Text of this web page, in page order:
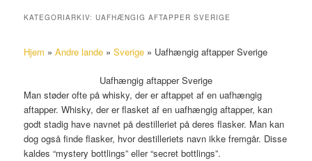
KATEGORIARKIV:UAFHÆNGIG AFTAPPER SVERIGE
Hjem »Andre lande »Sverige » Uafhængig aftapper Sverige
Uafhængig aftapper Sverige
Man støder ofte på whisky, der er aftappet af en uafhængig
aftapper. Whisky, der er flasket af en uafhængig aftapper, kan
godt stadig have navnet på destilleriet på deres flasker. Man kan
dog også finde flasker, hvor destilleriets navn ikke fremgår. Disse
kaldes “mystery bottlings” eller “secret bottlings”.